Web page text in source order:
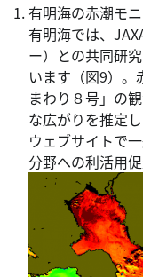
有明海の赤潮モ
有明海では、
ー）との共同研
います（図9）。
まわり８号」の
な広がりを推定
ウェブサイトで
分野への利活用